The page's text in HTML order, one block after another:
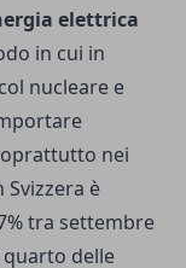
elettrica
in cui in
nucleare e
nei
è
tra settembre
delle